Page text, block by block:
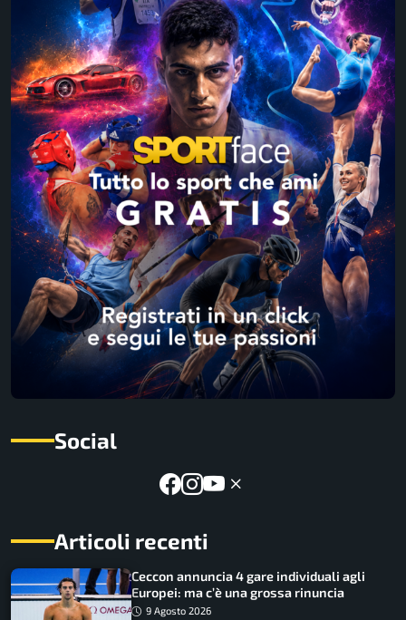
Social
Articoli recenti
Ceccon annuncia 4 gare individuali agli
Europei: ma c’è una grossa rinuncia
9 Agosto 2026